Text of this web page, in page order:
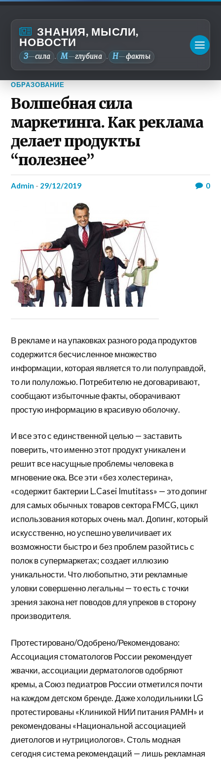
ЗНАНИЯ, МЫСЛИ,
НОВОСТИ
З—сила . М—глубина . Н—факты
ОБРАЗОВАНИЕ
Волшебная сила
маркетинга. Как реклама
делает продукты
“полезнее”
admin - 29/12/2019 0
В рекламе и на упаковках разного рода продуктов
содержится бесчисленное множество
информации, которая является то ли полуправдой,
то ли полуложью. Потребителю не договаривают,
сообщают избыточные факты, оборачивают
простую информацию в красивую оболочку.
И все это с единственной целью — заставить
поверить, что именно этот продукт уникален и
решит все насущные проблемы человека в
мгновение ока. Все эти «без холестерина»,
«содержит бактерии L.Casei Imutitass» — это допинг
для самых обычных товаров сектора FMCG, цикл
использования которых очень мал. Допинг, который
искусственно, но успешно увеличивает их
возможности быстро и без проблем разойтись с
полок в супермаркетах; создает иллюзию
уникальности. Что любопытно, эти рекламные
уловки совершенно легальны — то есть с точки
зрения закона нет поводов для упреков в сторону
производителя.
Протестировано/Одобрено/Рекомендовано:
Ассоциация стоматологов России рекомендует
жвачки, ассоциации дерматологов одобряют
кремы, а Союз педиатров России отметился почти
на каждом детском бренде. Даже холодильники LG
протестированы «Клиникой НИИ питания РАМН» и
рекомендованы «Национальной ассоциацией
диетологов и нутрициологов». Столь модная
сегодня система рекомендаций — лишь рекламная